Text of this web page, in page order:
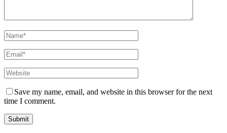
Save my name, email, and website in this browser for the next
time I comment.